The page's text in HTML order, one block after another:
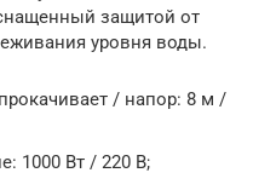
защитой от
уровня воды.
/ напор: 8 м /
1000 Вт / 220 В;